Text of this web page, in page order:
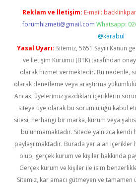
Reklam ve İletişim: E-mail:
forumhizmeti@gmail.com Whatsapp:
@karabul
Yasal Uyarı: Sitemiz, 5651 Sayılı Kanun
ve İletişim Kurumu (BTK) tarafından
olarak hizmet vermektedir. Bu nedenle,
olarak denetleme veya araştırma
Ancak, üyelerimiz yazdıkları içeriklerin
siteye üye olarak bu sorumluluğu kabul
sitesi, herhangi bir marka, kurum veya
bulunmamaktadır. Sitede yalnızca kendi
paylaşılmaktadır. Burada yer alan içerikler
olup, gerçek kurum ve kişiler hakkında
Gerçek kurum ve kişiler ile isim
Sitemiz, kar amacı gütmeyen ve